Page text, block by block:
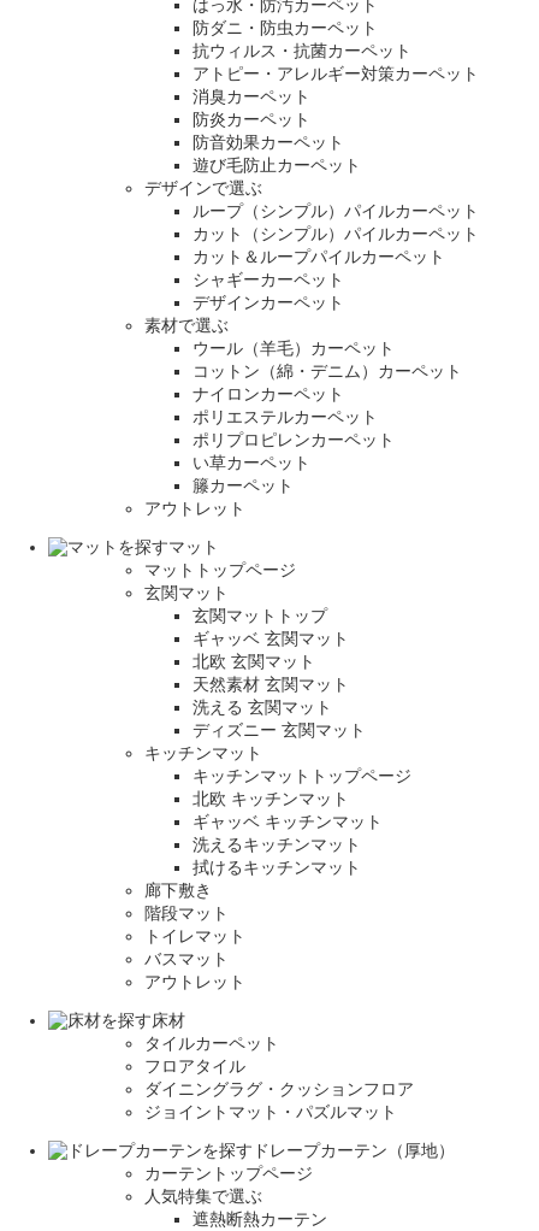
はっ水・防汚カーペット
防ダニ・防虫カーペット
抗ウィルス・抗菌カーペット
アトピー・アレルギー対策カーペット
消臭カーペット
防炎カーペット
防音効果カーペット
遊び毛防止カーペット
デザインで選ぶ
ループ（シンプル）パイルカーペット
カット（シンプル）パイルカーペット
カット＆ループパイルカーペット
シャギーカーペット
デザインカーペット
素材で選ぶ
ウール（羊毛）カーペット
コットン（綿・デニム）カーペット
ナイロンカーペット
ポリエステルカーペット
ポリプロピレンカーペット
い草カーペット
籐カーペット
アウトレット
マット
マットトップページ
玄関マット
玄関マットトップ
ギャッベ 玄関マット
北欧 玄関マット
天然素材 玄関マット
洗える 玄関マット
ディズニー 玄関マット
キッチンマット
キッチンマットトップページ
北欧 キッチンマット
ギャッベ キッチンマット
洗えるキッチンマット
拭けるキッチンマット
廊下敷き
階段マット
トイレマット
バスマット
アウトレット
床材
タイルカーペット
フロアタイル
ダイニングラグ・クッションフロア
ジョイントマット・パズルマット
ドレープカーテン（厚地）
カーテントップページ
人気特集で選ぶ
遮熱断熱カーテン